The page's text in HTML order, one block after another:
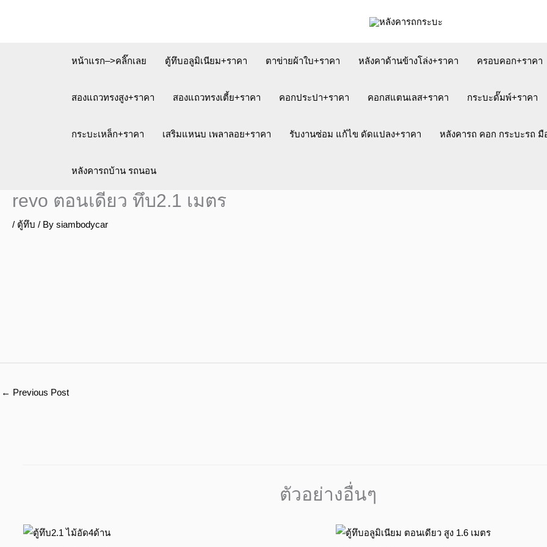
หน้าแรก–>คลิ๊กเลย
ตู้ทึบอลูมิเนียม+ราคา ตาข่ายผ้าใบ+ราคา หลังคาด้านข้างโล่ง+ราคา ครอบคอก+ราคา
สองแถวทรงสูง+ราคา สองแถวทรงเตี้ย+ราคา คอกประปา+ราคา คอกสแตนเลส+ราคา กระบะดั๊มพ์+ราคา
กระบะเหล็ก+ราคา เสริมแหนบ เพลาลอย+ราคา รับงานซ่อม แก้ไข ดัดแปลง+ราคา หลังคารถ คอก กระบะรถ มื
หลังคารถบ้าน รถนอน
revo ตอนเดียว ทึบ2.1 เมตร
/ ตู้ทึบ / By siambodycar
← Previous Post
ตัวอย่างอื่นๆ